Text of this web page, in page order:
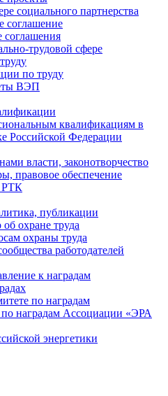
социального партнерства
соглашение
соглашения
трудовой сфере
по труду
ВЭП
квалификациям в
Российской Федерации
власти, законотворчество
правовое обеспечение
РТК
публикации
об охране труда
охраны труда
работодателей
к наградам
по наградам
наградам Ассоциации «ЭРА
энергетики